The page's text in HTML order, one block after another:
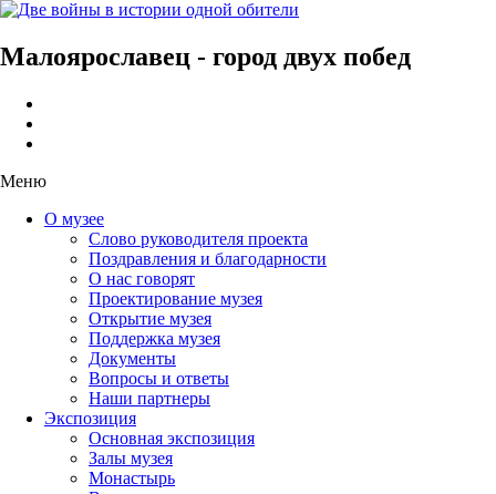
Малоярославец - город двух побед
Меню
О музее
Слово руководителя проекта
Поздравления и благодарности
О нас говорят
Проектирование музея
Открытие музея
Поддержка музея
Документы
Вопросы и ответы
Наши партнеры
Экспозиция
Основная экспозиция
Залы музея
Монастырь